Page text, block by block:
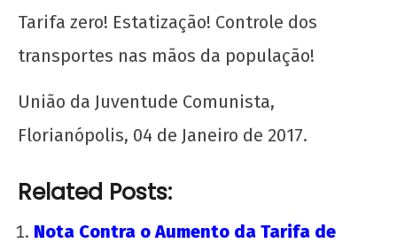
Tarifa zero! Estatização! Controle dos
transportes nas mãos da população!
União da Juventude Comunista,
Florianópolis, 04 de Janeiro de 2017.
Related Posts:
Nota Contra o Aumento da Tarifa de